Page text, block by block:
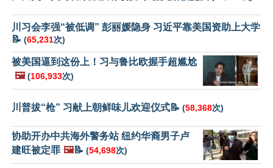
川习会李强“被低调” 彭丽媛隐身 习近平靠美国资助上大学
📝 (65,231次)
被美国逼到这份上！习与鲁比欧握手超尴尬
🖼️ (106,933次)
川普拔“枪” 习献上朝鲜味儿欢迎仪式📝 (58,368次)
协助开办中共海外警务站 纽约华裔男子卢
建旺被定罪 🖼️📝 (54,698次)